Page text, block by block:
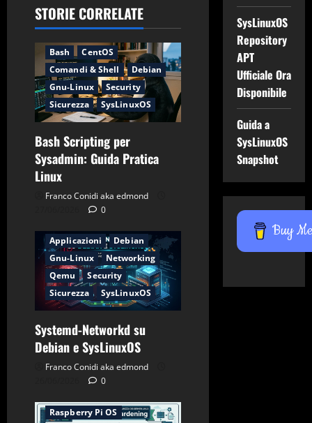
STORIE CORRELATE
Bash
CentOS
Comandi & Shell
Debian
Gnu-Linux
Security
Sicurezza
SysLinuxOS
Bash Scripting per
Sysadmin: Guida Pratica
Linux
Franco Conidi aka edmond
0
Applicazioni
Debian
Gnu-Linux
Networking
Qemu
Security
Sicurezza
SysLinuxOS
Systemd-Networkd su
Debian e SysLinuxOS
Franco Conidi aka edmond
0
Applicazioni
CentOS
Gnu-Linux
Networking
Raspberry Pi OS
SysLinuxOS
Repository
APT
Ufficiale Ora
Disponibile
Guida a
SysLinuxOS
Snapshot
Buy